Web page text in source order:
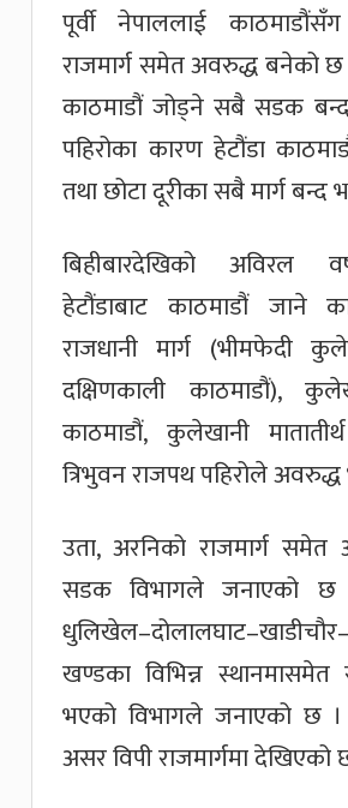
पूर्वी नेपाललाई
राजमार्ग समेत अवरुद्ध बनेको छ
काठमाडौं जोड्ने सबै सडक
पहिरोका कारण हेटौंडा
तथा छोटा दूरीका सबै मार्ग बन्द
बिहीबारदेखिको अविरल
हेटौंडाबाट काठमाडौं जाने
राजधानी मार्ग (भीमफेदी
दक्षिणकाली काठमाडौं),
काठमाडौं, कुलेखानी
त्रिभुवन राजपथ पहिरोले
उता, अरनिको राजमार्ग
सडक विभागले जनाएको छ
खण्डका विभिन्न
भएको विभागले जनाएको छ
असर विपी राजमार्गमा देखिएको